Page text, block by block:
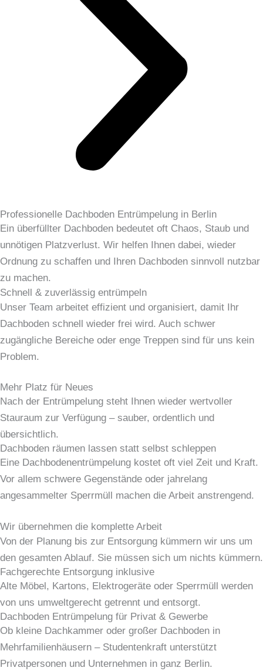
Professionelle Dachboden Entrümpelung in Berlin
Ein überfüllter Dachboden bedeutet oft Chaos, Staub und
unnötigen Platzverlust. Wir helfen Ihnen dabei, wieder
Ordnung zu schaffen und Ihren Dachboden sinnvoll nutzbar
zu machen.
Schnell & zuverlässig entrümpeln
Unser Team arbeitet effizient und organisiert, damit Ihr
Dachboden schnell wieder frei wird. Auch schwer
zugängliche Bereiche oder enge Treppen sind für uns kein
Problem.
Mehr Platz für Neues
Nach der Entrümpelung steht Ihnen wieder wertvoller
Stauraum zur Verfügung – sauber, ordentlich und
übersichtlich.
Dachboden räumen lassen statt selbst schleppen
Eine Dachbodenentrümpelung kostet oft viel Zeit und Kraft.
Vor allem schwere Gegenstände oder jahrelang
angesammelter Sperrmüll machen die Arbeit anstrengend.
Wir übernehmen die komplette Arbeit
Von der Planung bis zur Entsorgung kümmern wir uns um
den gesamten Ablauf. Sie müssen sich um nichts kümmern.
Fachgerechte Entsorgung inklusive
Alte Möbel, Kartons, Elektrogeräte oder Sperrmüll werden
von uns umweltgerecht getrennt und entsorgt.
Dachboden Entrümpelung für Privat & Gewerbe
Ob kleine Dachkammer oder großer Dachboden in
Mehrfamilienhäusern – Studentenkraft unterstützt
Privatpersonen und Unternehmen in ganz Berlin.